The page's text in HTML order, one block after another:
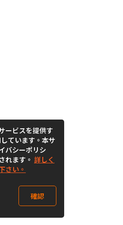
ービスを提供す
ています。本サ
バシーポリシ
れます。 詳しく
さい。
確認